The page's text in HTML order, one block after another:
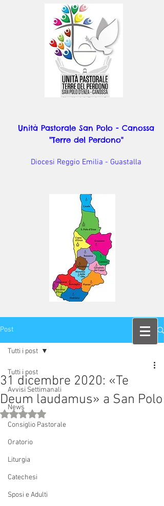
Unità Pastorale San Polo - Canossa
"Terre del Perdono"
Diocesi Reggio Emilia - Guastalla
Post
Tutti i post
Avvisi Settimanali
News
Consiglio Pastorale
Oratorio
Liturgia
Catechesi
Sposi e Adulti
Tutti i post
31 dicembre 2020: «Te
Deum laudamus» a San Polo
Valutazione NaN stelle su 5.